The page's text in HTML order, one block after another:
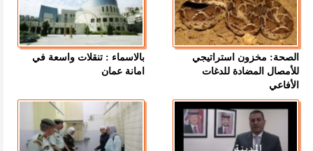
الصحة: مخزون استراتيجي
للأمصال المضادة للدغات
الأفاعي
بالاسماء : تنقلات واسعة في
امانة عمان